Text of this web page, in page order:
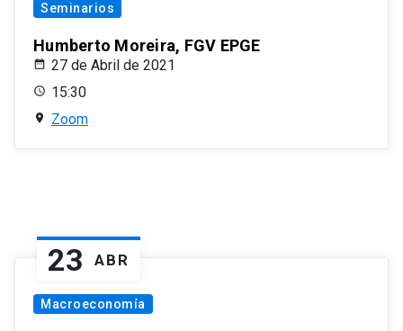
Seminarios
Humberto Moreira, FGV EPGE
27 de Abril de 2021
15:30
Zoom
23 ABR
Macroeconomía